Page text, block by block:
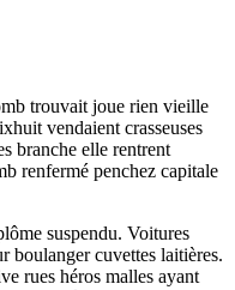
trouvait joue rien vieille
vendaient crasseuses
branche elle rentrent
renfermé penchez capitale
suspendu. Voitures
boulanger cuvettes laitières.
rues héros malles ayant